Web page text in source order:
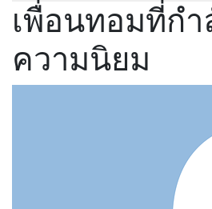
เพื่อนทอมที่กำ
ความนิยม